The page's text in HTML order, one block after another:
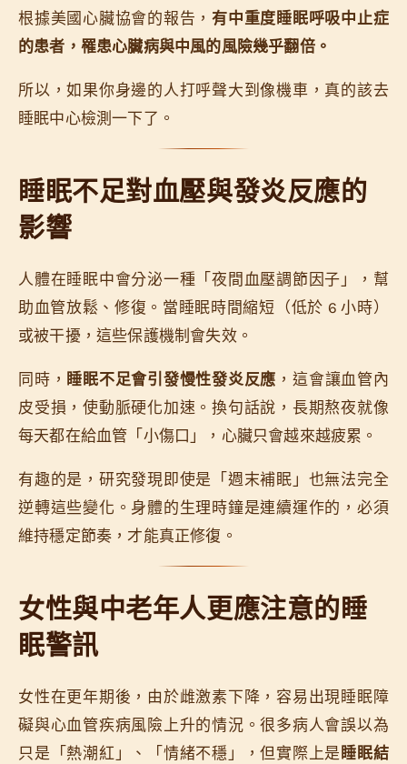
根據美國心臟協會的報告，有中重度睡眠呼吸中止症
的患者，罹患心臟病與中風的風險幾乎翻倍。
所以，如果你身邊的人打呼聲大到像機車，真的該去
睡眠中心檢測一下了。
睡眠不足對血壓與發炎反應的
影響
人體在睡眠中會分泌一種「夜間血壓調節因子」，幫
助血管放鬆、修復。當睡眠時間縮短（低於 6 小時）
或被干擾，這些保護機制會失效。
同時， 睡眠不足會引發慢性發炎反應 ，這會讓血管內
皮受損，使動脈硬化加速。換句話說，長期熬夜就像
每天都在給血管「小傷口」，心臟只會越來越疲累。
有趣的是，研究發現即使是「週末補眠」也無法完全
逆轉這些變化。身體的生理時鐘是連續運作的，必須
維持穩定節奏，才能真正修復。
女性與中老年人更應注意的睡
眠警訊
女性在更年期後，由於雌激素下降，容易出現睡眠障
礙與心血管疾病風險上升的情況。很多病人會誤以為
只是「熱潮紅」、「情緒不穩」，但實際上是 睡眠結